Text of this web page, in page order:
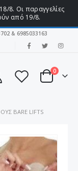
8. Οι παραγγελίες
από 19/8.
& 6985033163
Cart
0
BARE LIFTS